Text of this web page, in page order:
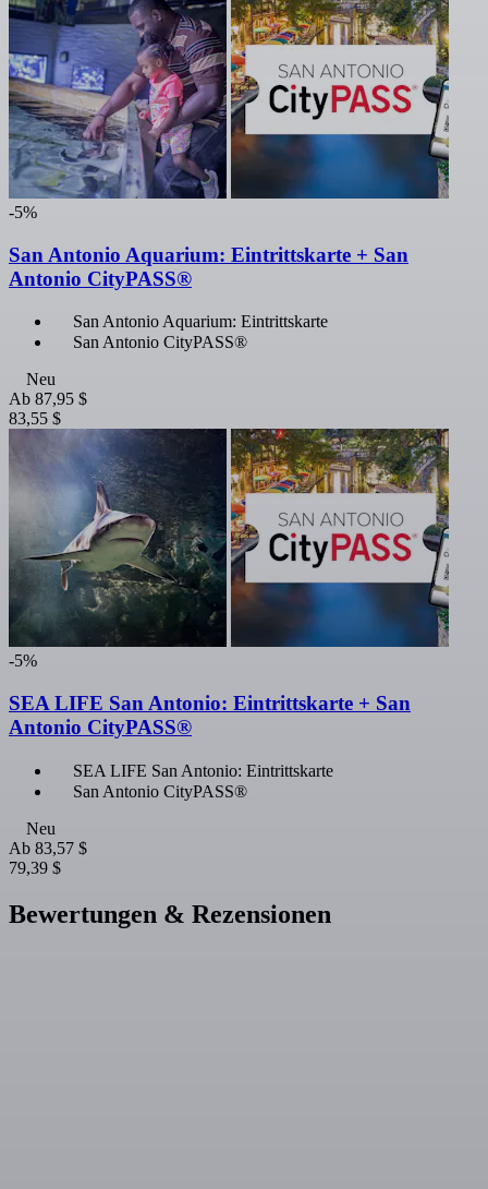
-5%
San Antonio Aquarium: Eintrittskarte + San
Antonio CityPASS®
San Antonio Aquarium: Eintrittskarte
San Antonio CityPASS®
Neu
Ab 87,95 $
83,55 $
-5%
SEA LIFE San Antonio: Eintrittskarte + San
Antonio CityPASS®
SEA LIFE San Antonio: Eintrittskarte
San Antonio CityPASS®
Neu
Ab 83,57 $
79,39 $
Bewertungen & Rezensionen